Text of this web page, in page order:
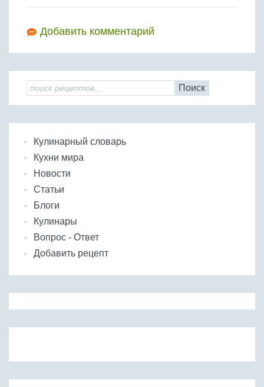
Добавить комментарий
Поиск
Кулинарный словарь
Кухни мира
Новости
Статьи
Блоги
Кулинары
Вопрос - Ответ
Добавить рецепт